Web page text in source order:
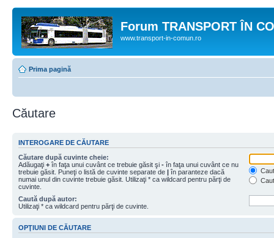
Forum TRANSPORT ÎN
www.transport-in-comun.ro
Prima pagină
Căutare
INTEROGARE DE CĂUTARE
Căutare după cuvinte cheie:
Adăugaţi + în faţa unui cuvânt ce trebuie găsit şi - în faţa unui cuvânt ce nu
trebuie găsit. Puneţi o listă de cuvinte separate de | în paranteze dacă
numai unul din cuvinte trebuie găsit. Utilizaţi * ca wildcard pentru părţi de
cuvinte.
Caută după autor:
Utilizaţi * ca wildcard pentru părţi de cuvinte.
OPŢIUNI DE CĂUTARE